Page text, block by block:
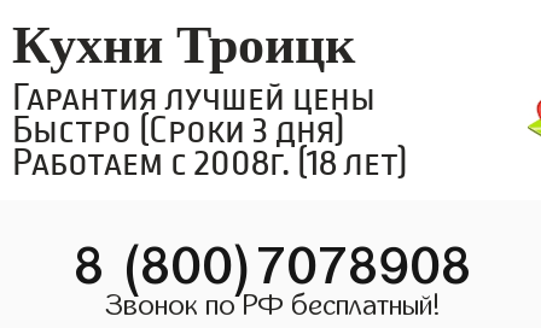
Кухни Троицк
Гарантия лучшей цены
Быстро (Сроки 3 дня)
Работаем с 2008г. (18 лет)
8 (800)7078908
Звонок по РФ бесплатный!